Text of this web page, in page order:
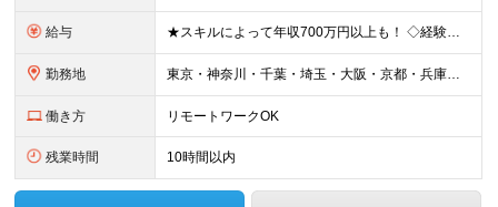
給与 ★スキルによって年収700万円以上も！ ◇経験者 月給23万円～70万円+残業代+賞与 ◇未経験者 月給21万円以上+残業代+賞与 ※経験・スキル・年齢などを考慮の上、当社規定により決定(詳細は
勤務地 東京・神奈川・千葉・埼玉・大阪・京都・兵庫・福岡のプロジェクト先または本社・各支店（大阪・福岡） ※勤務地はご希望を考慮 ※Uターン・Iターンも歓迎 ※一部案件にリモートワーク可能な環境あり ★特
働き方 リモートワークOK
残業時間 10時間以内